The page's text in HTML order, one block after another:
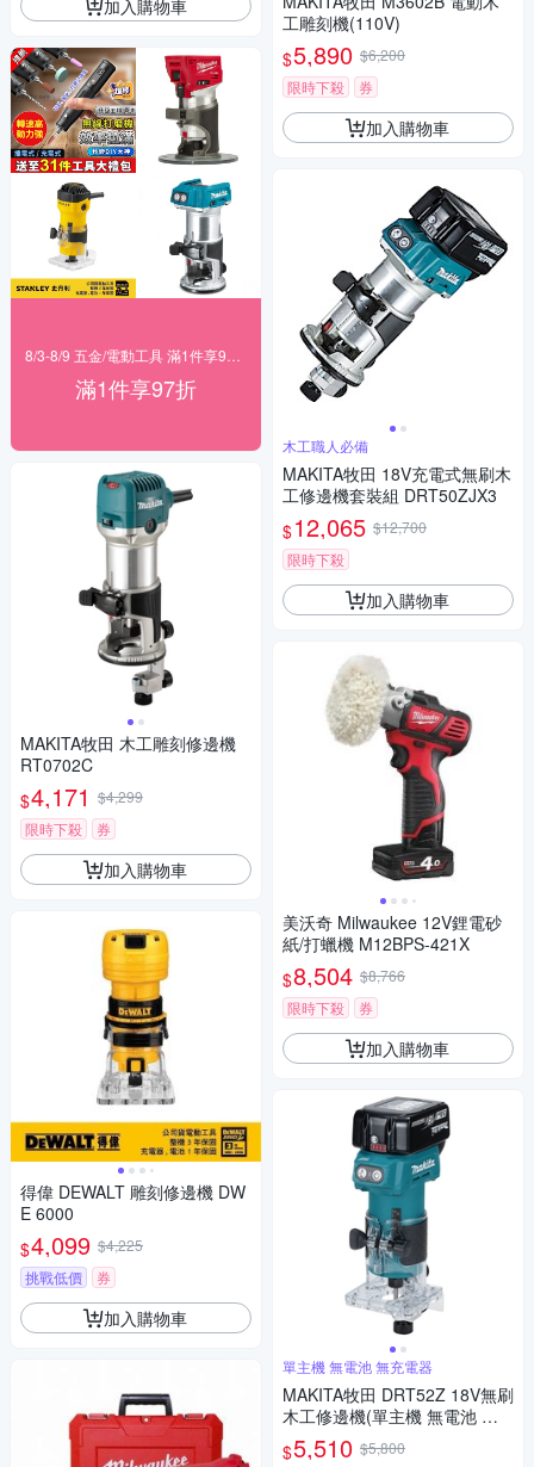
加入購物車
滿1件享97折
MAKITA牧田 木工雕刻修邊機
RT0702C
$4,171 $4,299
限時下殺
券
加入購物車
得偉 DEWALT 雕刻修邊機 DW
E 6000
$4,099 $4,225
挑戰低價
券
加入購物車
工雕刻機(110V)
$5,890 $6,200
限時下殺
券
加入購物車
木工職人必備
MAKITA牧田 18V充電式無刷木
工修邊機套裝組 DRT50ZJX3
$12,065 $12,700
限時下殺
加入購物車
美沃奇 Milwaukee 12V鋰電砂
紙/打蠟機 M12BPS-421X
$8,504 $8,766
限時下殺
券
加入購物車
單主機 無電池 無充電器
MAKITA牧田 DRT52Z 18V無刷
木工修邊機(單主機 無電池 無
充電器)
$5,510 $5,800